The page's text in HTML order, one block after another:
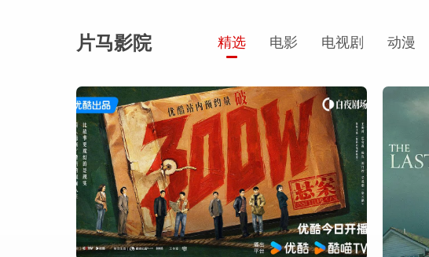
片马影院 精选 电影 电视剧 动漫